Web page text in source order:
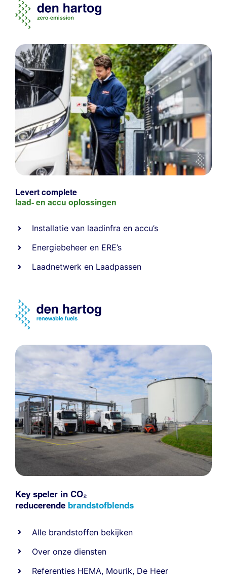
Levert complete
laad- en accu oplossingen
Installatie van laadinfra en accu’s
Energiebeheer en ERE’s
Laadnetwerk en Laadpassen
Key speler in CO₂
reducerende brandstofblends
Alle brandstoffen bekijken
Over onze diensten
Referenties HEMA, Mourik, De Heer